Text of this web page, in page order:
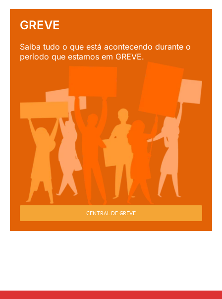
GREVE
Saiba tudo o que está acontecendo durante o
período que estamos em GREVE.
CENTRAL DE GREVE